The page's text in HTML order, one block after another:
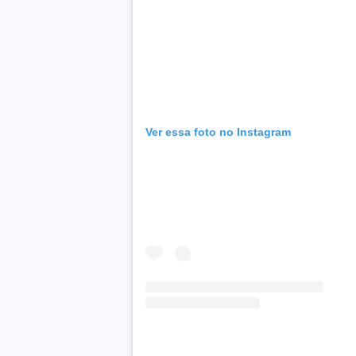
Ver essa foto no Instagram